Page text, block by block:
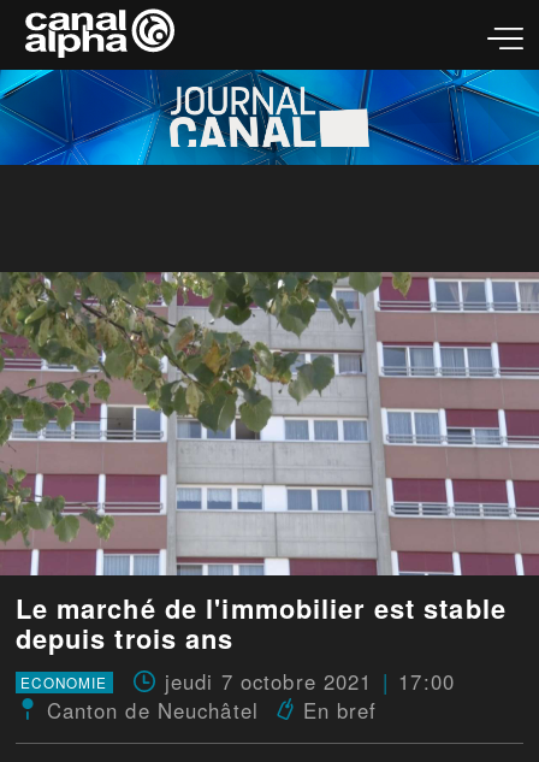
Le marché de l'immobilier est stable
depuis trois ans
ECONOMIE jeudi 7 octobre 2021
17:00
Canton de Neuchâtel
En bref